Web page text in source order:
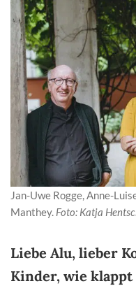
Jan-Uwe Rogge, Anne-
Manthey. Foto: Katja
Liebe Alu, lieber
Kinder, wie klappt